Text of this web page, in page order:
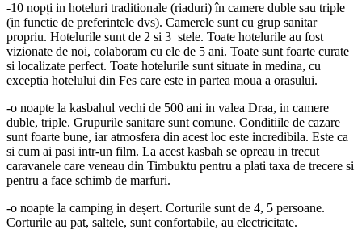
-10 nopți in hoteluri traditionale (riaduri) în camere duble sau triple
(in functie de preferintele dvs). Camerele sunt cu grup sanitar
propriu. Hotelurile sunt de 2 si 3 stele. Toate hotelurile au fost
vizionate de noi, colaboram cu ele de 5 ani. Toate sunt foarte curate
si localizate perfect. Toate hotelurile sunt situate in medina, cu
exceptia hotelului din Fes care este in partea moua a orasului.
-o noapte la kasbahul vechi de 500 ani in valea Draa, in camere
duble, triple. Grupurile sanitare sunt comune. Conditiile de cazare
sunt foarte bune, iar atmosfera din acest loc este incredibila. Este ca
si cum ai pasi intr-un film. La acest kasbah se opreau in trecut
caravanele care veneau din Timbuktu pentru a plati taxa de trecere si
pentru a face schimb de marfuri.
-o noapte la camping in deșert. Corturile sunt de 4, 5 persoane.
Corturile au pat, saltele, sunt confortabile, au electricitate.